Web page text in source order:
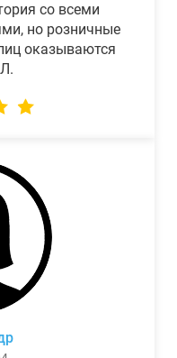
со всеми
но розничные
оказываются